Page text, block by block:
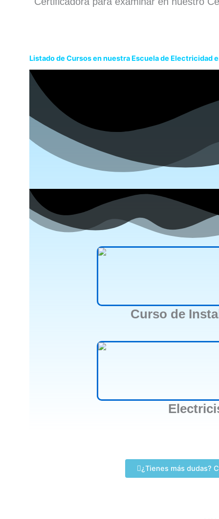
Listado de Cursos en nuestra Escuela de Electricidad
Curso de
¿Tienes más dudas?